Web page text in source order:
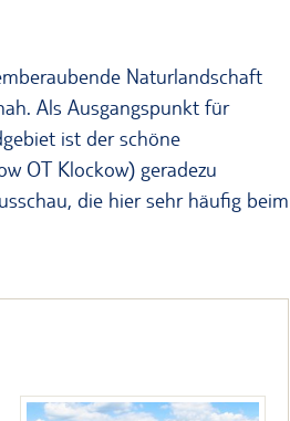
Naturlandschaft
Als Ausgangspunkt für
ist der schöne
OT Klockow) geradezu
die hier sehr häufig beim